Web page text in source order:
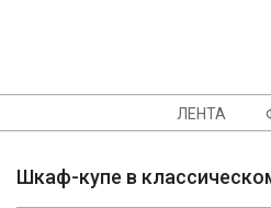
MENU
ЛЕНТА
Шкаф-купе в